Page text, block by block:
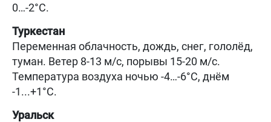
0…-2°C.
Туркестан
Переменная облачность, дождь, снег, гололёд,
туман. Ветер 8-13 м/с, порывы 15-20 м/с.
Температура воздуха ночью -4…-6°C, днём
-1...+1°C.
Уральск